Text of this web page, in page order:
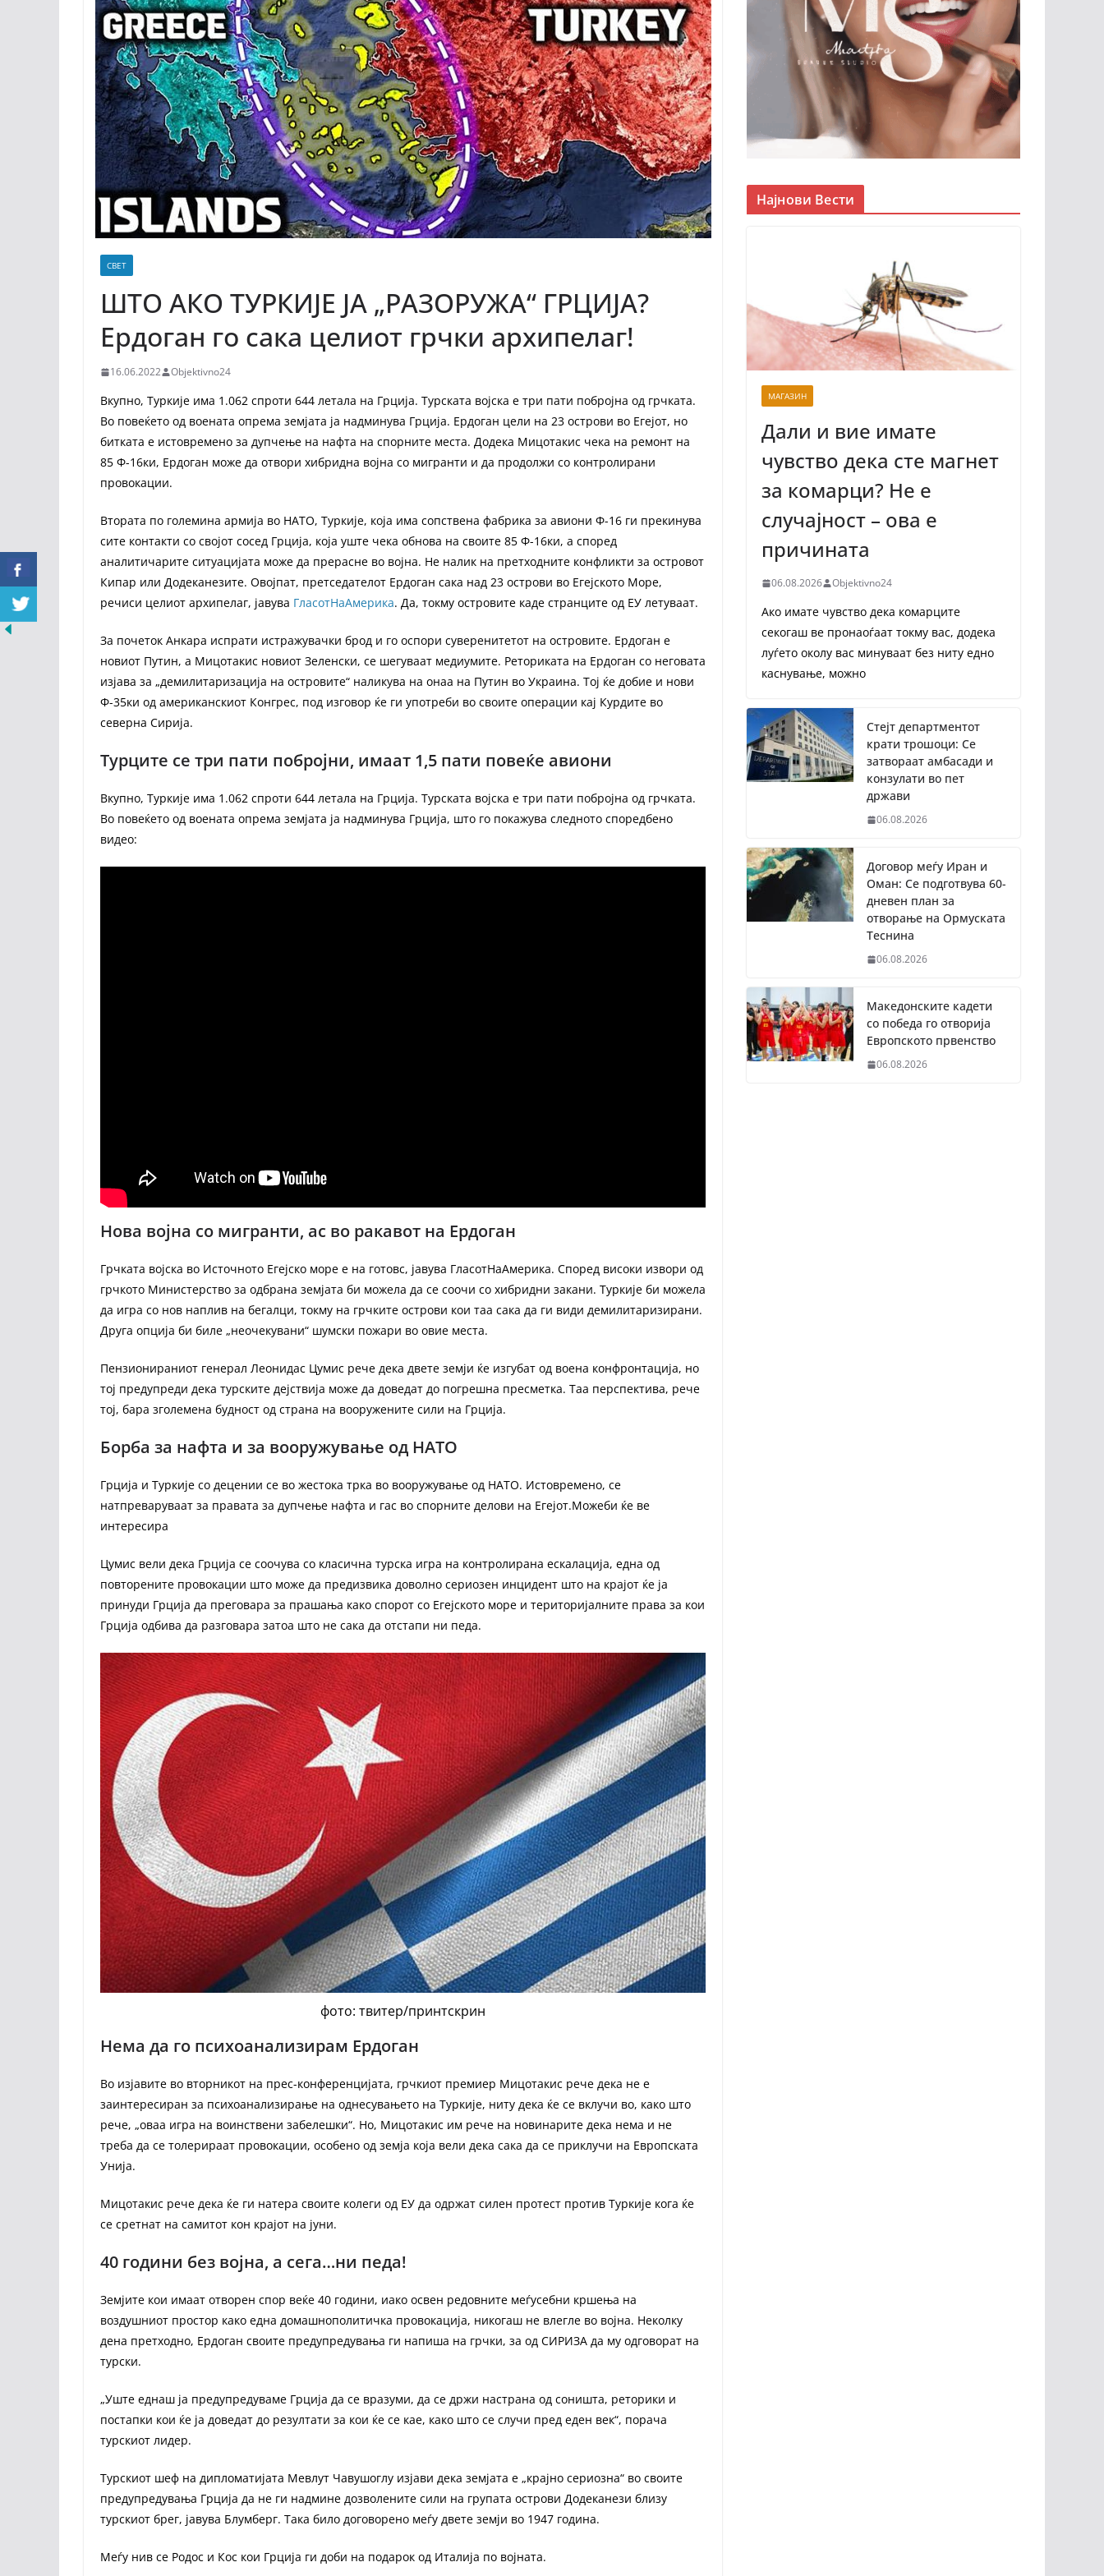
СВЕТ
ШТО АКО ТУРКИЈЕ ЈА „РАЗОРУЖА“ ГРЦИЈА?
Ердоган го сака целиот грчки архипелаг!
16.06.2022 Objektivno24
Вкупно, Туркије има 1.062 спроти 644 летала на Грција. Турската војска е три пати побројна од грчката.
Во повеќето од воената опрема земјата ја надминува Грција. Ердоган цели на 23 острови во Егејот, но
битката е истовремено за дупчење на нафта на спорните места. Додека Мицотакис чека на ремонт на
85 Ф-16ки, Ердоган може да отвори хибридна војна со мигранти и да продолжи со контролирани
провокации.
Втората по големина армија во НАТО, Туркије, која има сопствена фабрика за авиони Ф-16 ги прекинува
сите контакти со својот сосед Грција, која уште чека обнова на своите 85 Ф-16ки, а според
аналитичарите ситуацијата може да прерасне во војна. Не налик на претходните конфликти за островот
Кипар или Додеканезите. Овојпат, претседателот Ердоган сака над 23 острови во Егејското Море,
речиси целиот архипелаг, јавува ГласотНаАмерика. Да, токму островите каде странците од ЕУ летуваат.
За почеток Анкара испрати истражувачки брод и го оспори суверенитетот на островите. Ердоган е
новиот Путин, а Мицотакис новиот Зеленски, се шегуваат медиумите. Реториката на Ердоган со неговата
изјава за „демилитаризација на островите“ наликува на онаа на Путин во Украина. Тој ќе добие и нови
Ф-35ки од американскиот Конгрес, под изговор ќе ги употреби во своите операции кај Курдите во
северна Сирија.
Турците се три пати побројни, имаат 1,5 пати повеќе авиони
Вкупно, Туркије има 1.062 спроти 644 летала на Грција. Турската војска е три пати побројна од грчката.
Во повеќето од воената опрема земјата ја надминува Грција, што го покажува следното споредбено
видео:
Нова војна со мигранти, ас во ракавот на Ердоган
Грчката војска во Источното Егејско море е на готовс, јавува ГласотНаАмерика. Според високи извори од
грчкото Министерство за одбрана земјата би можела да се соочи со хибридни закани. Туркије би можела
да игра со нов наплив на бегалци, токму на грчките острови кои таа сака да ги види демилитаризирани.
Друга опција би биле „неочекувани“ шумски пожари во овие места.
Пензионираниот генерал Леонидас Цумис рече дека двете земји ќе изгубат од воена конфронтација, но
тој предупреди дека турските дејствија може да доведат до погрешна пресметка. Таа перспектива, рече
тој, бара зголемена будност од страна на вооружените сили на Грција.
Борба за нафта и за вооружување од НАТО
Грција и Туркије со децении се во жестока трка во вооружување од НАТО. Истовремено, се
натпреваруваат за правата за дупчење нафта и гас во спорните делови на Егејот.Можеби ќе ве
интересира
Цумис вели дека Грција се соочува со класична турска игра на контролирана ескалација, една од
повторените провокации што може да предизвика доволно сериозен инцидент што на крајот ќе ја
принуди Грција да преговара за прашања како спорот со Егејското море и територијалните права за кои
Грција одбива да разговара затоа што не сака да отстапи ни педа.
фото: твитер/принтскрин
Нема да го психоанализирам Ердоган
Во изјавите во вторникот на прес-конференцијата, грчкиот премиер Мицотакис рече дека не е
заинтересиран за психоанализирање на однесувањето на Туркије, ниту дека ќе се вклучи во, како што
рече, „оваа игра на воинствени забелешки“. Но, Мицотакис им рече на новинарите дека нема и не
треба да се толерираат провокации, особено од земја која вели дека сака да се приклучи на Европската
Унија.
Мицотакис рече дека ќе ги натера своите колеги од ЕУ да одржат силен протест против Туркије кога ќе
се сретнат на самитот кон крајот на јуни.
40 години без војна, а сега…ни педа!
Земјите кои имаат отворен спор веќе 40 години, иако освен редовните меѓусебни кршења на
воздушниот простор како една домашнополитичка провокација, никогаш не влегле во војна. Неколку
дена претходно, Ердоган своите предупредувања ги напиша на грчки, за од СИРИЗА да му одговорат на
турски.
„Уште еднаш ја предупредуваме Грција да се вразуми, да се држи настрана од соништа, реторики и
постапки кои ќе ја доведат до резултати за кои ќе се кае, како што се случи пред еден век“, порача
турскиот лидер.
Турскиот шеф на дипломатијата Мевлут Чавушоглу изјави дека земјата е „крајно сериозна“ во своите
предупредувања Грција да не ги надмине дозволените сили на групата острови Додеканези близу
турскиот брег, јавува Блумберг. Така било договорено меѓу двете земји во 1947 година.
Меѓу нив се Родос и Кос кои Грција ги доби на подарок од Италија по војната.
Најнови Вести
МАГАЗИН
Дали и вие имате
чувство дека сте магнет
за комарци? Не е
случајност – ова е
причината
06.08.2026 Objektivno24
Ако имате чувство дека комарците
секогаш ве пронаоѓаат токму вас, додека
луѓето околу вас минуваат без ниту едно
каснување, можно
Стејт департментот
крати трошоци: Се
затвораат амбасади и
конзулати во пет
држави
06.08.2026
Договор меѓу Иран и
Оман: Се подготвува 60-
дневен план за
отворање на Ормуската
Теснина
06.08.2026
Македонските кадети
со победа го отворија
Европското првенство
06.08.2026